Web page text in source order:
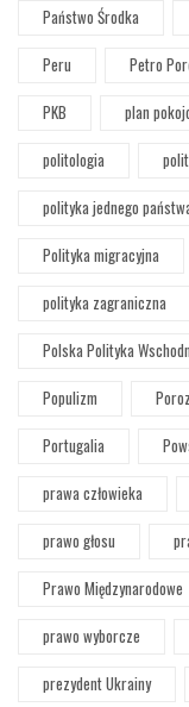
Państwo Środka
Peru
Petro
PKB
plan
politologia
polityka jednego
Polityka migracyjna
polityka zagraniczna
Polska Polityka
Populizm
Portugalia
prawa człowieka
prawo głosu
Prawo Międzynarodowe
prawo wyborcze
prezydent Ukrainy